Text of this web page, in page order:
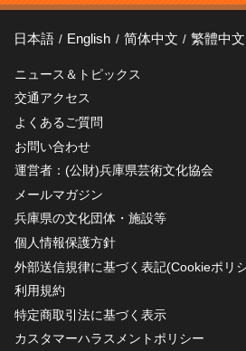
日本語 English 简体中文 繁體中文
ニュース＆トピックス
交通アクセス
よくあるご質問
お問い合わせ
運営者：(公財)兵庫県芸術文化協会
メールマガジン
兵庫県の文化団体・施設等
個人情報保護方針
外部送信規律に基づく表記(Cookieポリ
利用規約
特定商取引法に基づく表示
カスタマーハラスメントポリシー